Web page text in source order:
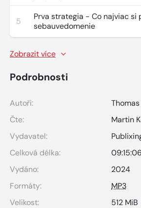
5
Prva strategia - Co najviac si
sebauvedomenie
Zobrazit více
Podrobnosti
Autoři:
Čte:
Martin
Vydavatel:
Celková délka:
Vydáno:
2024
Formáty:
MP3
Velikost:
512 MiB